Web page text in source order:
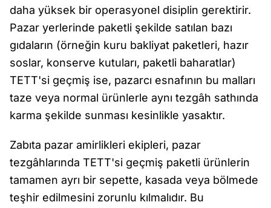
daha yüksek bir operasyonel disiplin gerektirir.
Pazar yerlerinde paketli şekilde satılan bazı
gıdaların (örneğin kuru bakliyat paketleri, hazır
soslar, konserve kutuları, paketli baharatlar)
TETT'si geçmiş ise, pazarcı esnafının bu malları
taze veya normal ürünlerle aynı tezgâh sathında
karma şekilde sunması kesinlikle yasaktır.
Zabıta pazar amirlikleri ekipleri, pazar
tezgâhlarında TETT'si geçmiş paketli ürünlerin
tamamen ayrı bir sepette, kasada veya bölmede
teşhir edilmesini zorunlu kılmalıdır. Bu